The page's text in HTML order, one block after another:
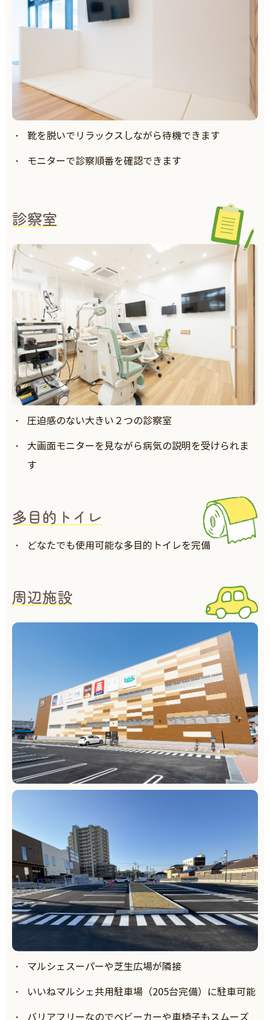
靴を脱いでリラックスしながら待機できます
モニターで診察順番を確認できます
診察室
圧迫感のない大きい２つの診察室
大画面モニターを見ながら病気の説明を受けられま
す
多目的トイレ
どなたでも使用可能な多目的トイレを完備
周辺施設
マルシェスーパーや芝生広場が隣接
いいねマルシェ共用駐車場（205台完備）に駐車可能
バリアフリーなのでベビーカーや車椅子もスムーズ